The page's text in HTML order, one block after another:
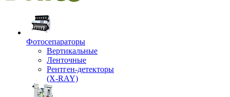
Фотосепараторы
Вертикальные
Ленточные
Рентген-детекторы
(X-RAY)